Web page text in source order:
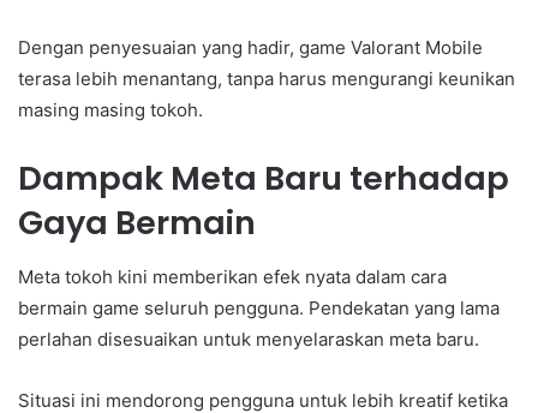
Dengan penyesuaian yang hadir, game Valorant Mobile
terasa lebih menantang, tanpa harus mengurangi keunikan
masing masing tokoh.
Dampak Meta Baru terhadap
Gaya Bermain
Meta tokoh kini memberikan efek nyata dalam cara
bermain game seluruh pengguna. Pendekatan yang lama
perlahan disesuaikan untuk menyelaraskan meta baru.
Situasi ini mendorong pengguna untuk lebih kreatif ketika